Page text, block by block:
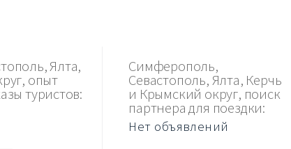
Ялта,
опыт
туристов:
Симферополь,
Севастополь, Ялта, Керчь
и Крымский округ, поиск
партнера для поездки:
Нет объявлений